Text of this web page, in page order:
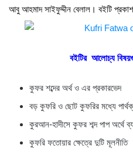
আবু আহমাদ সাইফুদ্দীন বেলাল। বইটি প্রকাশ
বইটির আলোচ্য
কুফর শব্দের অর্থ ও এর প্রকারভেদ
বড় কুফরি ও ছোট কুফরির মধ্যে
কুরআন-হাদীসে কুফর শব্দ পাপ অর্থে
কুফরি ফতোয়ার ক্ষেত্রে দুটি মূলনীতি